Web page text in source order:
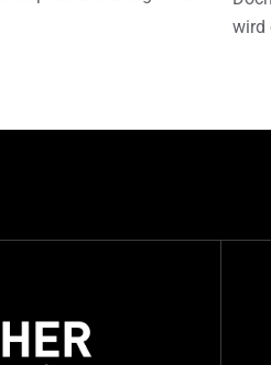
wird